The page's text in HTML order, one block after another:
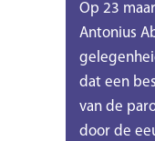
Op 23
Antonius
dat een
van de
door de